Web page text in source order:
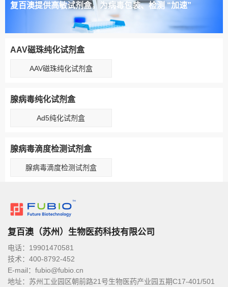
复百澳提供高敏试剂盒，为病毒包装、检测 “加速”
AAV磁珠纯化试剂盒
AAV磁珠纯化试剂盒
腺病毒纯化试剂盒
Ad5纯化试剂盒
腺病毒滴度检测试剂盒
腺病毒滴度检测试剂盒
复百澳（苏州）生物医药科技有限公司
电话：19901470581
技术：400-8792-452
E-mail：fubio@fubio.cn
地址：苏州工业园区朝前路21号生物医药产业园五期C17-401/501